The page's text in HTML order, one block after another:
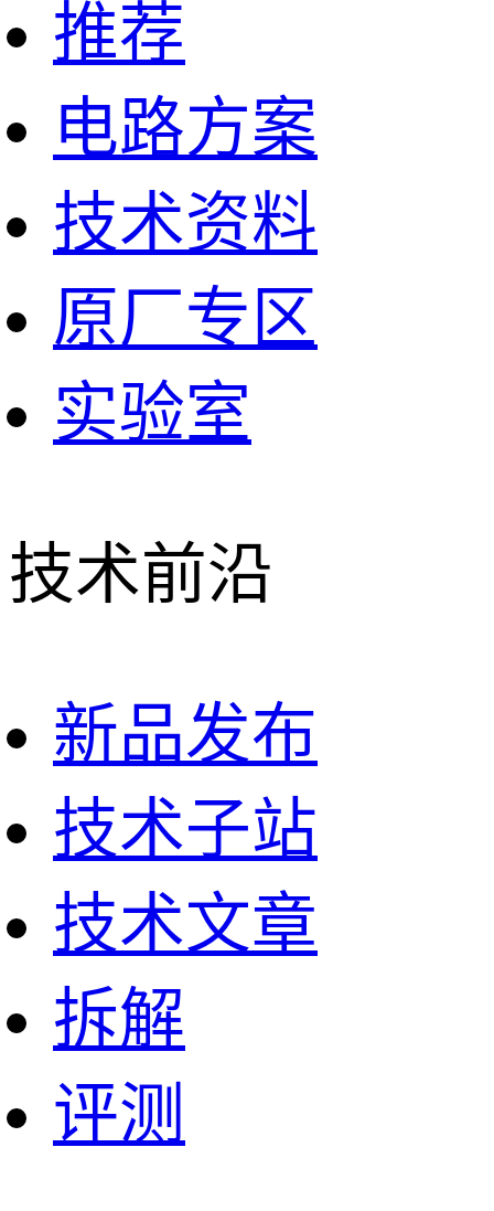
推荐
电路方案
技术资料
原厂专区
实验室
技术前沿
新品发布
技术子站
技术文章
拆解
评测